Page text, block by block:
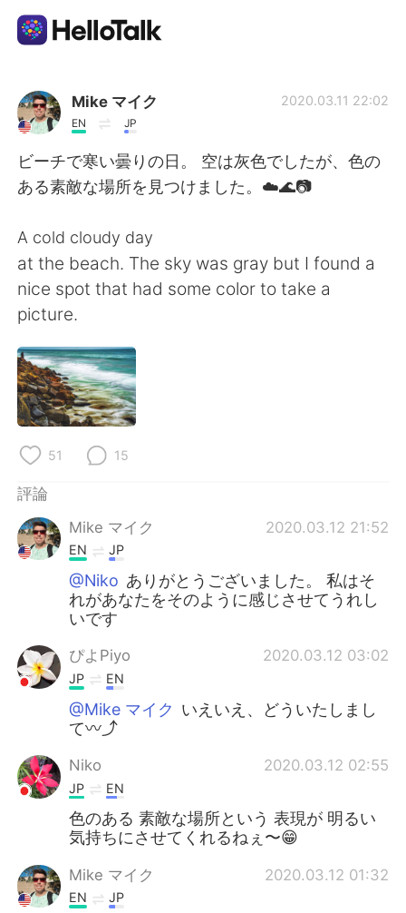
語言交換應用
AI Grammar Checker
繁體中文
English 简体中文
Español
Français
日本語
Русский
Indonesia
Türkçe
Português
Mike マイク
EN JP
2020.03.11 22:02
ビーチで寒い曇りの日。 空は灰色でしたが、色の
ある素敵な場所を見つけました。☁️🌊📷
A cold cloudy day
at the beach. The sky was gray but I found a
nice spot that had some color to take a
picture.
51 15
評論
Mike マイク
2020.03.12 21:52
EN JP
@Niko ありがとうございました。 私はそ
れがあなたをそのように感じさせてうれし
いです
ぴよPiyo 2020.03.12 03:02
JP EN
@Mike マイク いえいえ、どういたしまし
て〰️⤴️
Niko 2020.03.12 02:55
JP EN
色のある 素敵な場所という 表現が 明るい
気持ちにさせてくれるねぇ〜😁
Mike マイク 2020.03.12 01:32
EN JP